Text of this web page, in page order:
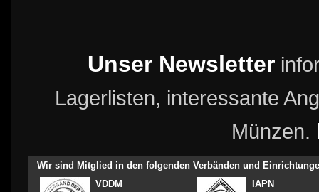
Unser Newsletter
Lagerlisten, interessante
Münzen.
Wir sind Mitglied in den folgenden Verbänden und
VDDM
IAPN